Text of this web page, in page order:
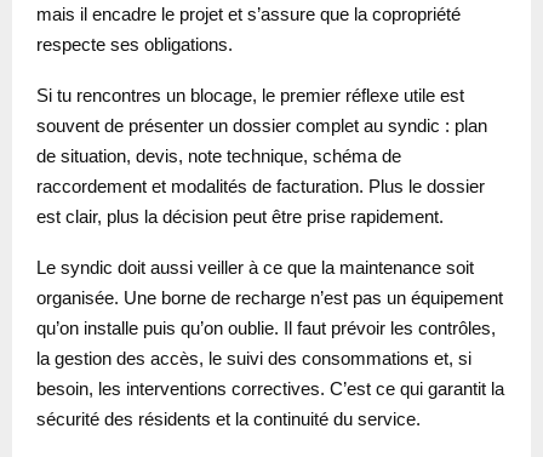
mais il encadre le projet et s’assure que la copropriété
respecte ses obligations.
Si tu rencontres un blocage, le premier réflexe utile est
souvent de présenter un dossier complet au syndic : plan
de situation, devis, note technique, schéma de
raccordement et modalités de facturation. Plus le dossier
est clair, plus la décision peut être prise rapidement.
Le syndic doit aussi veiller à ce que la maintenance soit
organisée. Une borne de recharge n’est pas un équipement
qu’on installe puis qu’on oublie. Il faut prévoir les contrôles,
la gestion des accès, le suivi des consommations et, si
besoin, les interventions correctives. C’est ce qui garantit la
sécurité des résidents et la continuité du service.